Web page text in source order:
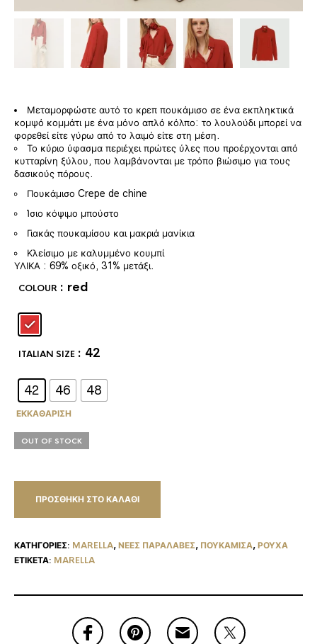
Μεταμορφώστε αυτό το κρεπ πουκάμισο σε ένα εκπληκτικά
κομψό κομμάτι με ένα μόνο απλό κόλπο: το λουλούδι μπορεί να
φορεθεί είτε γύρω από το λαιμό είτε στη μέση.
Το κύριο ύφασμα περιέχει πρώτες ύλες που προέρχονται από
κυτταρίνη ξύλου, που λαμβάνονται με τρόπο βιώσιμο για τους
δασικούς πόρους.
Πουκάμισο Crepe de chine
Ίσιο κόψιμο μπούστο
Γιακάς πουκαμίσου και μακριά μανίκια
Κλείσιμο με καλυμμένο κουμπί
ΥΛΙΚΑ : 69% οξικό, 31% μετάξι.
COLOUR : red
ITALIAN SIZE : 42
42 46 48
ΕΚΚΑΘΆΡΙΣΗ
OUT OF STOCK
ΠΡΟΣΘΉΚΗ ΣΤΟ ΚΑΛΆΘΙ
ΚΑΤΗΓΟΡΊΕΣ: MARELLA,ΝΈΕΣ ΠΑΡΑΛΑΒΈΣ, ΠΟΥΚΑΜΙΣΑ,ΡΟΥΧΑ
ΕΤΙΚΈΤΑ: MARELLA